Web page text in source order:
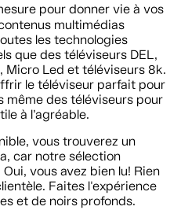
pour donner vie à vos
multimédias
les technologies
que des téléviseurs DEL,
Micro Led et téléviseurs 8k.
le téléviseur parfait pour
même des téléviseurs pour
à l’agréable.
vous trouverez un
car notre sélection
vous avez bien lu! Rien
Faites l'expérience
et de noirs profonds.